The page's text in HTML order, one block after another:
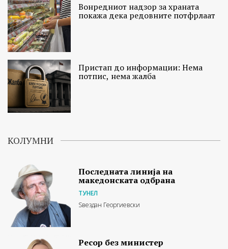
Вонредниот надзор за храната
покажа дека редовните потфрлаат
Пристап до информации: Нема
потпис, нема жалба
КОЛУМНИ
Последната линија на
македонската одбрана
ТУНЕЛ
Ѕвездан Георгиевски
Ресор без министер